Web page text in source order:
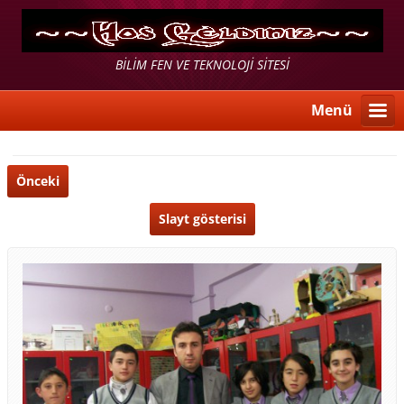
BİLİM FEN VE TEKNOLOJİ SİTESİ
Menü
Önceki
Slayt gösterisi